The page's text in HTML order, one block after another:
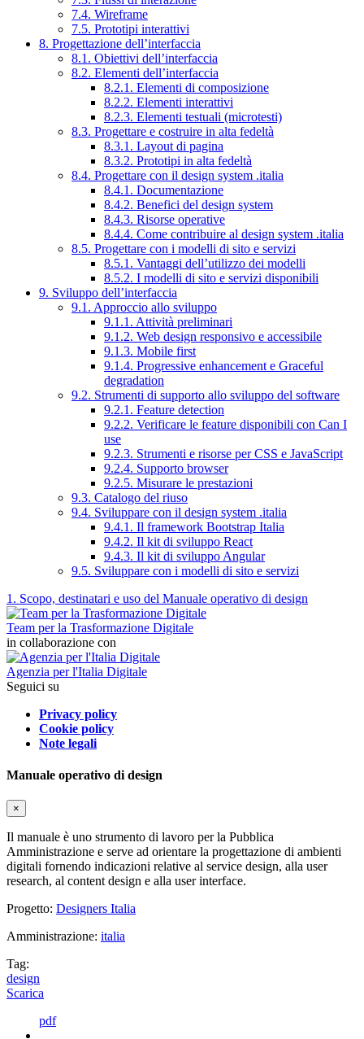
7.4. Wireframe
7.5. Prototipi interattivi
8. Progettazione dell’interfaccia
8.1. Obiettivi dell’interfaccia
8.2. Elementi dell’interfaccia
8.2.1. Elementi di composizione
8.2.2. Elementi interattivi
8.2.3. Elementi testuali (microtesti)
8.3. Progettare e costruire in alta fedeltà
8.3.1. Layout di pagina
8.3.2. Prototipi in alta fedeltà
8.4. Progettare con il design system .italia
8.4.1. Documentazione
8.4.2. Benefici del design system
8.4.3. Risorse operative
8.4.4. Come contribuire al design system .italia
8.5. Progettare con i modelli di sito e servizi
8.5.1. Vantaggi dell’utilizzo dei modelli
8.5.2. I modelli di sito e servizi disponibili
9. Sviluppo dell’interfaccia
9.1. Approccio allo sviluppo
9.1.1. Attività preliminari
9.1.2. Web design responsivo e accessibile
9.1.3. Mobile first
9.1.4. Progressive enhancement e Graceful
degradation
9.2. Strumenti di supporto allo sviluppo del software
9.2.1. Feature detection
9.2.2. Verificare le feature disponibili con Can I
use
9.2.3. Strumenti e risorse per CSS e JavaScript
9.2.4. Supporto browser
9.2.5. Misurare le prestazioni
9.3. Catalogo del riuso
9.4. Sviluppare con il design system .italia
9.4.1. Il framework Bootstrap Italia
9.4.2. Il kit di sviluppo React
9.4.3. Il kit di sviluppo Angular
9.5. Sviluppare con i modelli di sito e servizi
1. Scopo, destinatari e uso del Manuale operativo di design
Team per la Trasformazione Digitale
in collaborazione con
Agenzia per l'Italia Digitale
Seguici su
Privacy policy
Cookie policy
Note legali
Manuale operativo di design
×
Il manuale è uno strumento di lavoro per la Pubblica
Amministrazione e serve ad orientare la progettazione di ambienti
digitali fornendo indicazioni relative al service design, alla user
research, al content design e alla user interface.
Progetto: Designers Italia
Amministrazione: italia
Tag:
design
Scarica
pdf